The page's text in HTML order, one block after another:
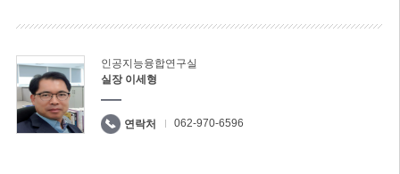
인공지능융합연구실
실장 이세형
연락처 062-970-6596